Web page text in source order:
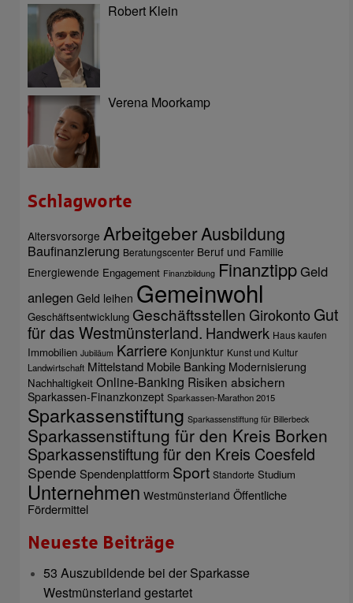
Robert Klein
Verena Moorkamp
Schlagworte
Altersvorsorge ArbeitgeberAusbildung
Baufinanzierung Beratungscenter Beruf und Familie
Energiewende Engagement Finanzbildung FinanztippGeld
anlegen Geld leihen Gemeinwohl
Geschäftsentwicklung Geschäftsstellen Girokonto Gut
für das Westmünsterland. Handwerk Haus kaufen
Immobilien Jubiläum Karriere Konjunktur Kunst und Kultur
Landwirtschaft Mittelstand Mobile Banking Modernisierung
Nachhaltigkeit Online-Banking Risiken absichern
Sparkassen-Finanzkonzept Sparkassen-Marathon 2015
Sparkassenstiftung Sparkassenstiftung für Billerbeck
Sparkassenstiftung für den Kreis Borken
Sparkassenstiftung für den Kreis Coesfeld
Spende Spendenplattform Sport Standorte Studium
Unternehmen Westmünsterland Öffentliche
Fördermittel
Neueste Beiträge
53 Auszubildende bei der Sparkasse
Westmünsterland gestartet